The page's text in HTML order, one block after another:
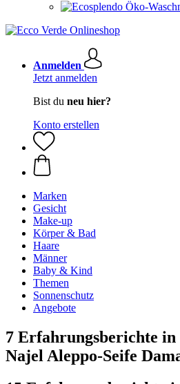
Öko-
Anmelden
Jetzt anmelden
Bist du neu hier?
Konto erstellen
Marken
Gesicht
Make-up
Körper & Bad
Haare
Männer
Baby & Kind
Themen
Sonnenschutz
Angebote
7 Erfahrungsberichte in
Najel Aleppo-Seife